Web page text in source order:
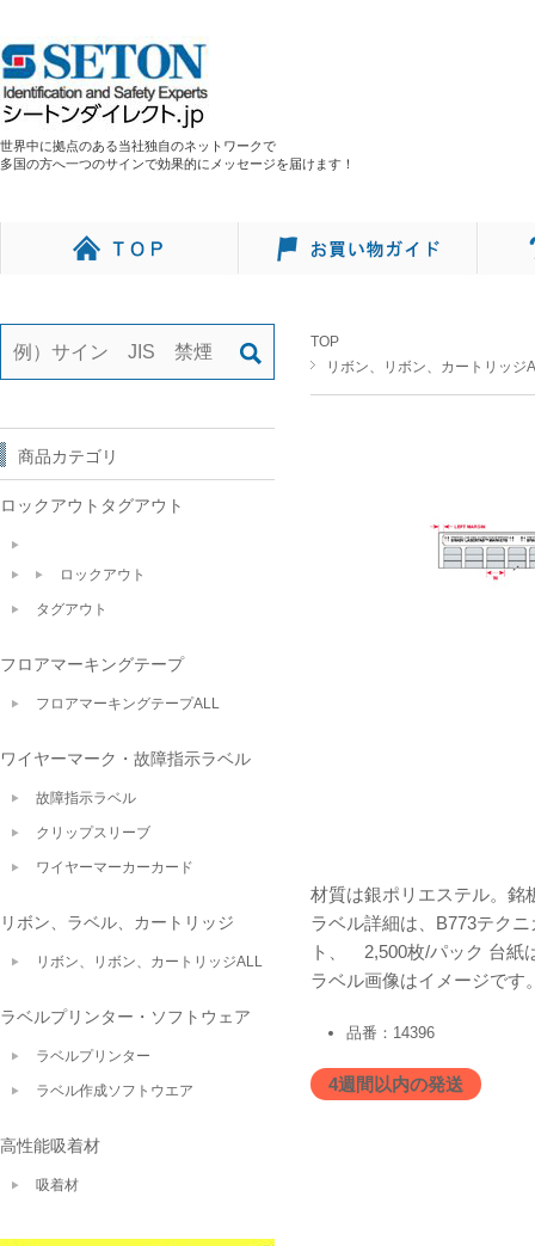
世界中に拠点のある当社独自のネットワークで
多国の方へ一つのサインで効果的にメッセージを届けます！
TOP
リボン、リボン、カートリッジ
材質は銀ポリエステル。銘
ラベル詳細は、 B773テク
ト、 2,500枚/パック 台紙
ラベル画像はイメージです
品番：14396
4週間以内の発送
商品カテゴリ
ロックアウトタグアウト
ロックアウト
タグアウト
フロアマーキングテープ
フロアマーキングテープALL
ワイヤーマーク・故障指示ラベル
故障指示ラベル
クリップスリーブ
ワイヤーマーカーカード
リボン、ラベル、カートリッジ
リボン、リボン、カートリッジALL
ラベルプリンター・ソフトウェア
ラベルプリンター
ラベル作成ソフトウエア
高性能吸着材
吸着材